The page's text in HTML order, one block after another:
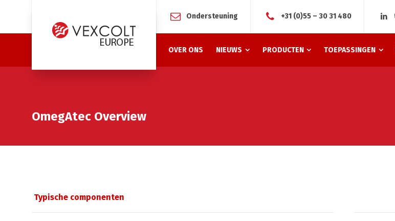
Ondersteuning +31 (0)55 – 30 31 480
OVER ONS NIEUWS PRODUCTEN TOEPASSINGEN
OmegAtec Overview
Typische componenten